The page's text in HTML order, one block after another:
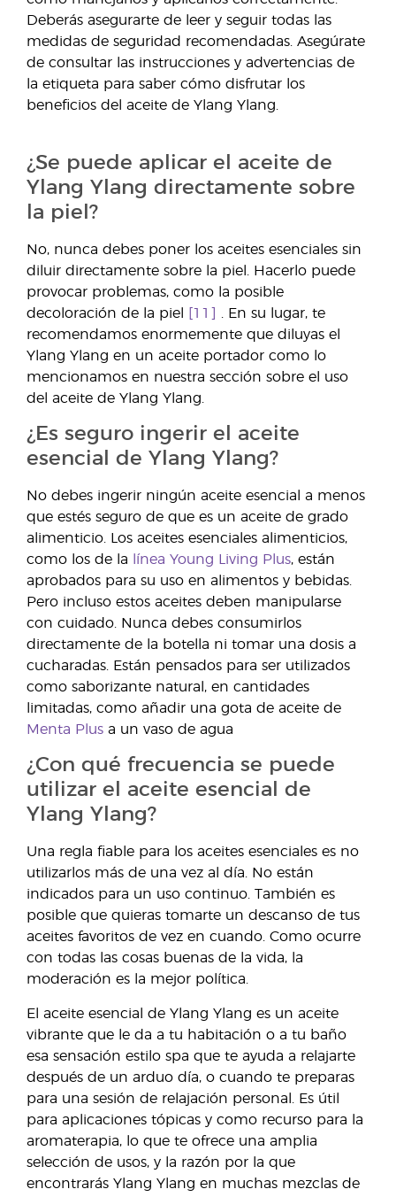
Deberás asegurarte de leer y seguir todas las
medidas de seguridad recomendadas. Asegúrate
de consultar las instrucciones y advertencias de
la etiqueta para saber cómo disfrutar los
beneficios del aceite de Ylang Ylang.
¿Se puede aplicar el aceite de
Ylang Ylang directamente sobre
la piel?
No, nunca debes poner los aceites esenciales sin
diluir directamente sobre la piel. Hacerlo puede
provocar problemas, como la posible
decoloración de la piel
[11] . En su lugar, te
recomendamos enormemente que diluyas el
Ylang Ylang en un aceite portador como lo
mencionamos en nuestra sección sobre el uso
del aceite de Ylang Ylang.
¿Es seguro ingerir el aceite
esencial de Ylang Ylang?
No debes ingerir ningún aceite esencial a menos
que estés seguro de que es un aceite de grado
alimenticio. Los aceites esenciales alimenticios,
como los de la
línea Young Living Plus, están
aprobados para su uso en alimentos y bebidas.
Pero incluso estos aceites deben manipularse
con cuidado. Nunca debes consumirlos
directamente de la botella ni tomar una dosis a
cucharadas. Están pensados para ser utilizados
como saborizante natural, en cantidades
limitadas, como añadir una gota de aceite de
Menta Plus a un vaso de agua
¿Con qué frecuencia se puede
utilizar el aceite esencial de
Ylang Ylang?
Una regla fiable para los aceites esenciales es no
utilizarlos más de una vez al día. No están
indicados para un uso continuo. También es
posible que quieras tomarte un descanso de tus
aceites favoritos de vez en cuando. Como ocurre
con todas las cosas buenas de la vida, la
moderación es la mejor política.
El aceite esencial de Ylang Ylang es un aceite
vibrante que le da a tu habitación o a tu baño
esa sensación estilo spa que te ayuda a relajarte
después de un arduo día, o cuando te preparas
para una sesión de relajación personal. Es útil
para aplicaciones tópicas y como recurso para la
aromaterapia, lo que te ofrece una amplia
selección de usos, y la razón por la que
encontrarás Ylang Ylang en muchas mezclas de